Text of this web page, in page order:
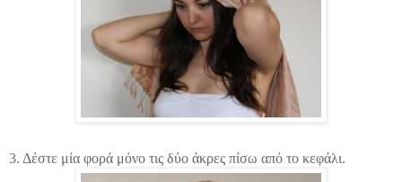
3. Δέστε μία φορά μόνο τις δύο άκρες πίσω από το κεφάλι.